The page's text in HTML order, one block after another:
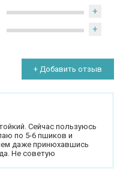
+
+
+ Добавить отзыв
Сейчас пользуюсь
по 5-6 пшиков и
даже принюхавшись
Не советую